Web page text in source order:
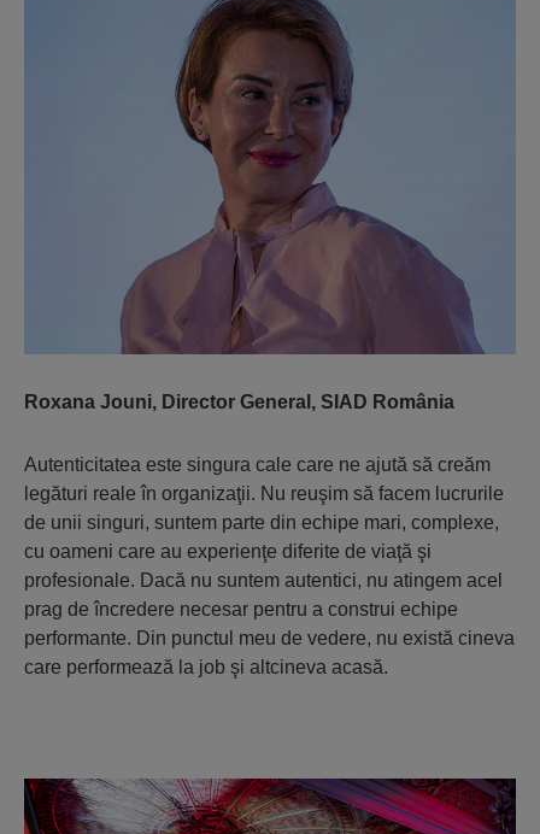
Roxana Jouni, Director General, SIAD România
Autenticitatea este singura cale care ne ajută să creăm
legături reale în organizaţii. Nu reuşim să facem lucrurile
de unii singuri, suntem parte din echipe mari, complexe,
cu oameni care au experienţe diferite de viaţă şi
profesionale. Dacă nu suntem autentici, nu atingem acel
prag de încredere necesar pentru a construi echipe
performante. Din punctul meu de vedere, nu există cineva
care performează la job şi altcineva acasă.